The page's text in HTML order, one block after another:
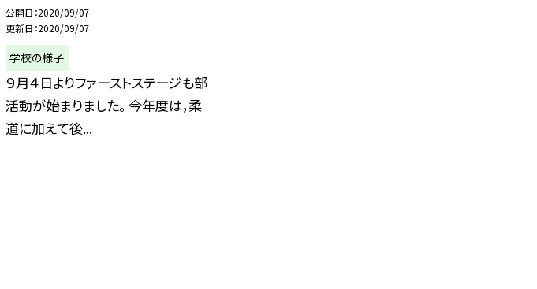
公開日 2020/09/07
更新日 2020/09/07
学校の様子
９月４日よりファーストステージも部
活動が始まりました。 今年度は，柔
道に加えて後...